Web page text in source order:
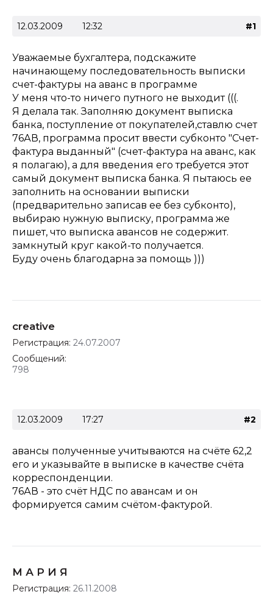
12.03.2009 12:32 #1
Уважаемые бухгалтера, подскажите
начинающему последовательность выписки
счет-фактуры на аванс в программе
У меня что-то ничего путного не выходит (((.
Я делала так. Заполняю документ выписка
банка, поступление от покупателей,ставлю счет
76АВ, программа просит ввести субконто "Счет-
фактура выданный" (счет-фактура на аванс, как
я полагаю), а для введения его требуется этот
самый документ выписка банка. Я пытаюсь ее
заполнить на основании выписки
(предварительно записав ее без субконто),
выбираю нужную выписку, программа же
пишет, что выписка авансов не содержит.
замкнутый круг какой-то получается.
Буду очень благодарна за помощь )))
creative
Регистрация: 24.07.2007
Сообщений:
798
12.03.2009 17:27 #2
авансы полученные учитываются на счёте 62,2
его и указывайте в выписке в качестве счёта
корреспонденции.
76АВ - это счёт НДС по авансам и он
формируется самим счётом-фактурой.
М А Р И Я
Регистрация: 26.11.2008